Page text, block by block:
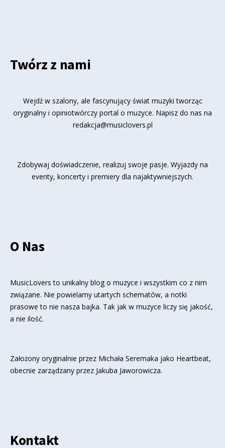
Twórz z nami
Wejdź w szalony, ale fascynujący świat muzyki tworząc
oryginalny i opiniotwórczy portal o muzyce. Napisz do nas na
redakcja@musiclovers.pl
Zdobywaj doświadczenie, realizuj swoje pasje. Wyjazdy na
eventy, koncerty i premiery dla najaktywniejszych.
O Nas
MusicLovers to unikalny blog o muzyce i wszystkim co z nim
związane. Nie powielamy utartych schematów, a notki
prasowe to nie nasza bajka. Tak jak w muzyce liczy się jakość,
a nie ilość.
Założony oryginalnie przez Michała Seremaka jako Heartbeat,
obecnie zarządzany przez Jakuba Jaworowicza.
Kontakt